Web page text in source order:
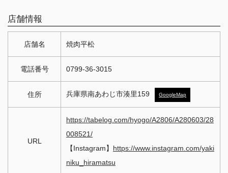
店舗情報
店舗名 焼肉平松
電話番号 0799-36-3015
住所 兵庫県南あわじ市湊里159 GoogleMap
URL
https://tabelog.com/hyogo/A2806/A280603/28
008521/
【Instagram】 https://www.instagram.com/yaki
niku_hiramatsu